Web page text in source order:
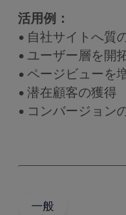
活用例：
• 自社サイトへ質
• ユーザー層を開
• ページビューを
• 潜在顧客の獲得
• コンバージョン
一般